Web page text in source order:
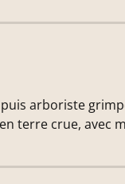
arboriste
terre crue, avec